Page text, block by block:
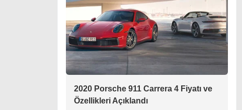
2020 Porsche 911 Carrera 4 Fiyatı ve
Özellikleri Açıklandı